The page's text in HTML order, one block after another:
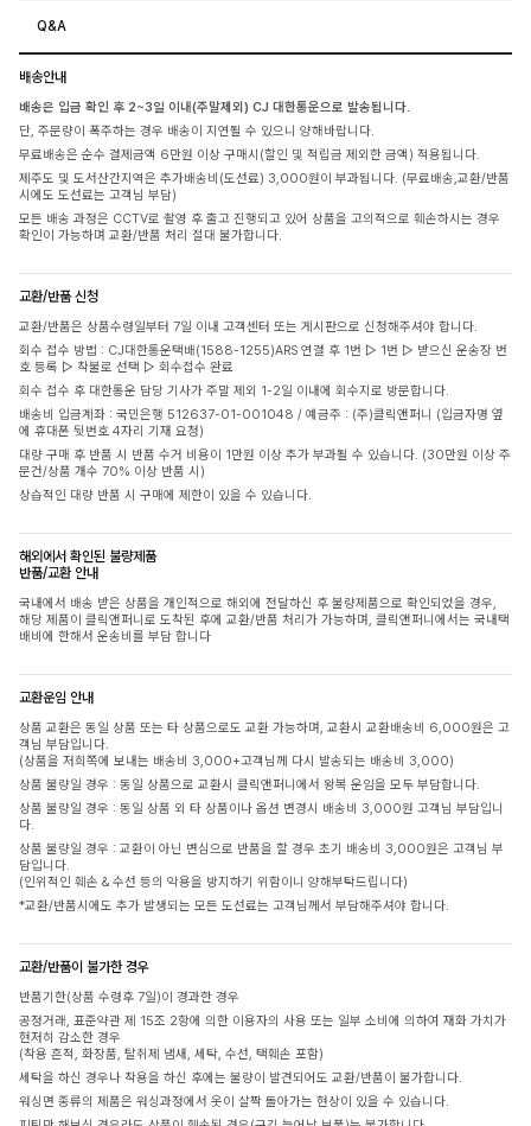
Q&A
배송안내
배송은 입금 확인 후 2~3일 이내(주말제외) CJ 대한통운으로 발송됩니다.
단, 주문량이 폭주하는 경우 배송이 지연될 수 있으니 양해바랍니다.
무료배송은 순수 결제금액 6만원 이상 구매시(할인 및 적립금 제외한 금액) 적용됩니다.
제주도 및 도서산간지역은 추가배송비(도선료) 3,000원이 부과됩니다. (무료배송,교환/반품
시에도 도선료는 고객님 부담)
모든 배송 과정은 CCTV로 촬영 후 출고 진행되고 있어 상품을 고의적으로 훼손하시는 경우
확인이 가능하며 교환/반품 처리 절대 불가합니다.
교환/반품 신청
교환/반품은 상품수령일부터 7일 이내 고객센터 또는 게시판으로 신청해주셔야 합니다.
회수 접수 방법 : CJ대한통운택배(1588-1255)ARS 연결 후 1번 ▷ 1번 ▷ 받으신 운송장 번
호 등록 ▷ 착불로 선택 ▷ 회수접수 완료
회수 접수 후 대한통운 담당 기사가 주말 제외 1-2일 이내에 회수지로 방문합니다.
배송비 입금계좌 : 국민은행 512637-01-001048 / 예금주 : (주)클릭앤퍼니 (입금자명 옆
에 휴대폰 뒷번호 4자리 기재 요청)
대량 구매 후 반품 시 반품 수거 비용이 1만원 이상 추가 부과될 수 있습니다. (30만원 이상 주
문건/상품 개수 70% 이상 반품 시)
상습적인 대량 반품 시 구매에 제한이 있을 수 있습니다.
해외에서 확인된 불량제품
반품/교환 안내
국내에서 배송 받은 상품을 개인적으로 해외에 전달하신 후 불량제품으로 확인되었을 경우,
해당 제품이 클릭앤퍼니로 도착된 후에 교환/반품 처리가 가능하며, 클릭앤퍼니에서는 국내택
배비에 한해서 운송비를 부담 합니다
교환운임 안내
상품 교환은 동일 상품 또는 타 상품으로도 교환 가능하며, 교환시 교환배송비 6,000원은 고
객님 부담입니다.
(상품을 저희쪽에 보내는 배송비 3,000+고객님께 다시 발송되는 배송비 3,000)
상품 불량일 경우 : 동일 상품으로 교환시 클릭앤퍼니에서 왕복 운임을 모두 부담합니다.
상품 불량일 경우 : 동일 상품 외 타 상품이나 옵션 변경시 배송비 3,000원 고객님 부담입니
다.
상품 불량일 경우 : 교환이 아닌 변심으로 반품을 할 경우 초기 배송비 3,000원은 고객님 부
담입니다.
(인위적인 훼손 & 수선 등의 악용을 방지하기 위함이니 양해부탁드립니다)
*교환/반품시에도 추가 발생되는 모든 도선료는 고객님께서 부담해주셔야 합니다.
교환/반품이 불가한 경우
반품기한(상품 수령후 7일)이 경과한 경우
공정거래, 표준약관 제 15조 2항에 의한 이용자의 사용 또는 일부 소비에 의하여 재화 가치가
현저히 감소한 경우
(착용 흔적, 화장품, 탈취제 냄새, 세탁, 수선, 택훼손 포함)
세탁을 하신 경우나 착용을 하신 후에는 불량이 발견되어도 교환/반품이 불가합니다.
워싱면 종류의 제품은 워싱과정에서 옷이 살짝 돌아가는 현상이 있을 수 있습니다.